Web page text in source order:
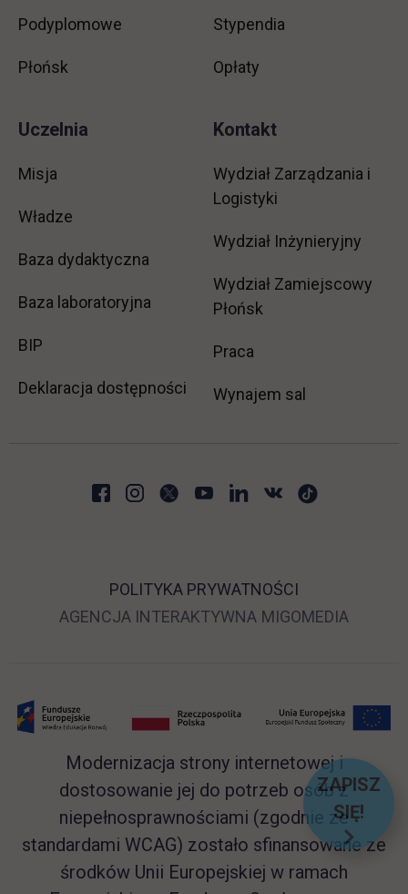
Podyplomowe
Płońsk
Stypendia
Opłaty
Uczelnia
Misja
Władze
Baza dydaktyczna
Baza laboratoryjna
BIP link otwiera się w nowej karcie
Deklaracja dostępności
Kontakt
Wydział Zarządzania i
Logistyki
Wydział Inżynieryjny
Wydział Zamiejscowy
Płońsk
Praca
Wynajem sal
POLITYKA PRYWATNOŚCI
AGENCJA INTERAKTYWNA LINK OTWIERA SIĘ
MIGOMEDIA
Modernizacja strony internetowej i
dostosowanie jej do potrzeb osób z
niepełnosprawnościami (zgodnie ze
standardami WCAG) zostało sfinansowane ze
środków Unii Europejskiej w ramach
ZAPISZ
SIĘ!LINK